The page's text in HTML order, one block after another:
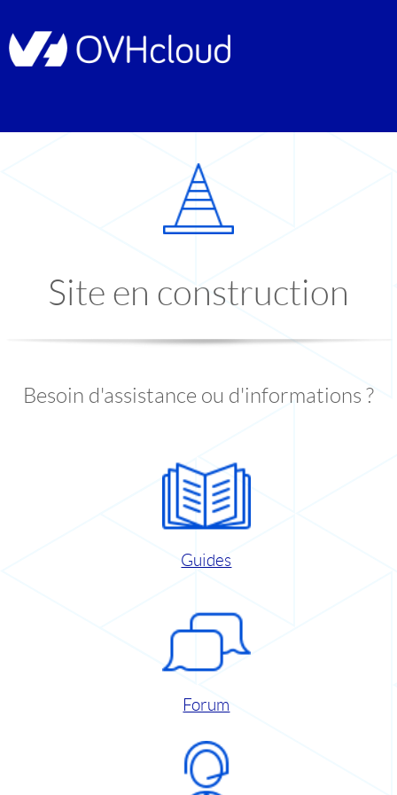
Site en construction
Besoin d'assistance ou d'informations ?
Guides
Forum